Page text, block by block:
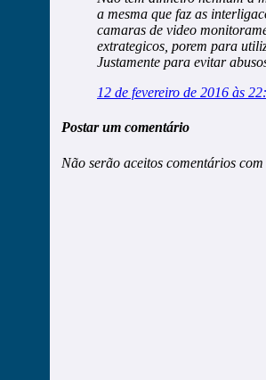
a mesma que faz as
camaras de video
extrategicos, porem para
Justamente para evitar
12 de fevereiro de 2016 às
Postar um comentário
Não serão aceitos comentários